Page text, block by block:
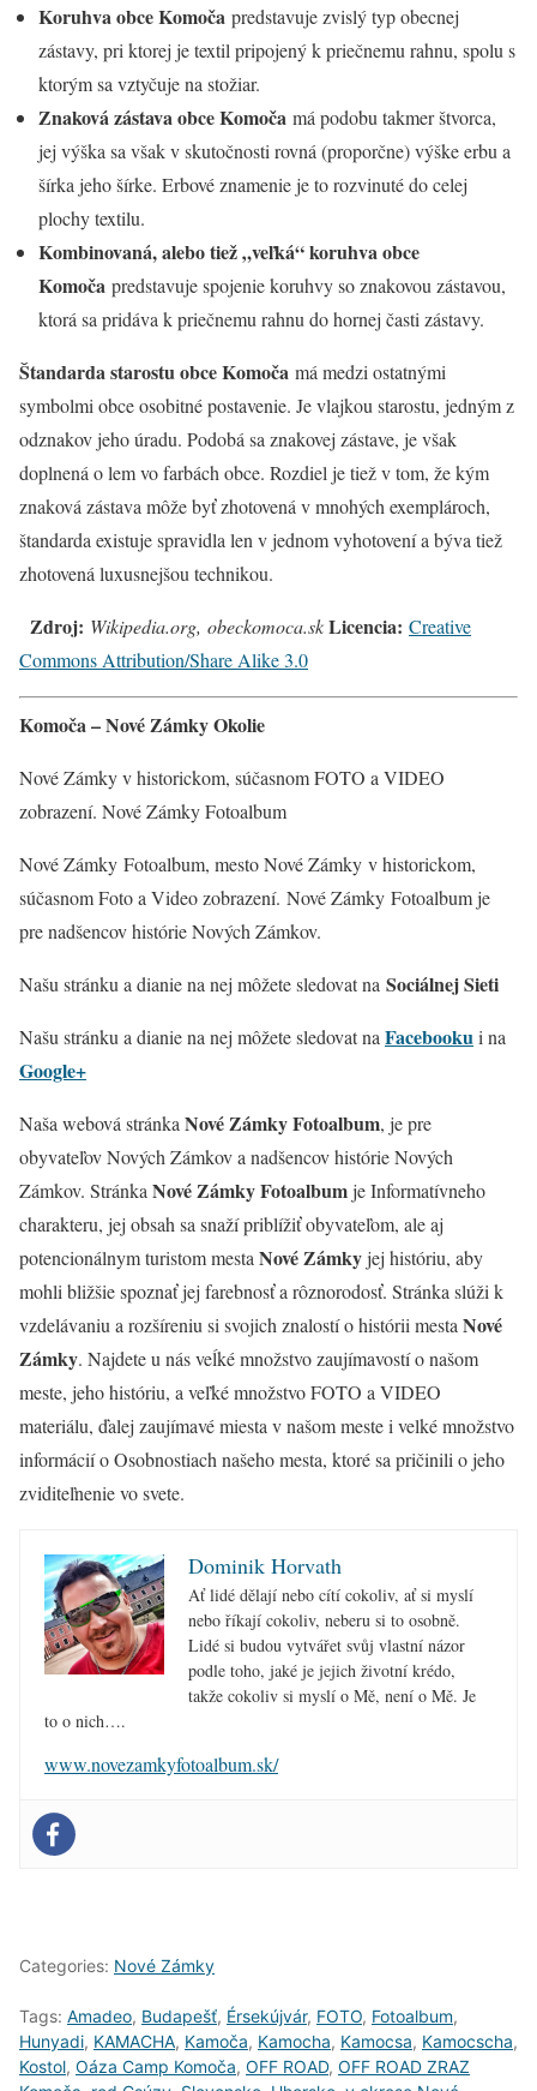
Koruhva obce Komoča predstavuje zvislý typ obecnej
zástavy, pri ktorej je textil pripojený k priečnemu rahnu, spolu s
ktorým sa vztyčuje na stožiar.
Znaková zástava obce Komoča má podobu takmer štvorca,
jej výška sa však v skutočnosti rovná (proporčne) výške erbu a
šírka jeho šírke. Erbové znamenie je to rozvinuté do celej
plochy textilu.
Kombinovaná, alebo tiež „veľká“ koruhva obce
Komoča predstavuje spojenie koruhvy so znakovou zástavou,
ktorá sa pridáva k priečnemu rahnu do hornej časti zástavy.
Štandarda starostu obce Komoča má medzi ostatnými
symbolmi obce osobitné postavenie. Je vlajkou starostu, jedným z
odznakov jeho úradu. Podobá sa znakovej zástave, je však
doplnená o lem vo farbách obce. Rozdiel je tiež v tom, že kým
znaková zástava môže byť zhotovená v mnohých exemplároch,
štandarda existuje spravidla len v jednom vyhotovení a býva tiež
zhotovená luxusnejšou technikou.
Zdroj: Wikipedia.org, obeckomoca.skLicencia: Creative
Commons Attribution/Share Alike 3.0
Komoča – Nové Zámky Okolie
Nové Zámky v historickom, súčasnom FOTO a VIDEO
zobrazení. Nové Zámky Fotoalbum
Nové Zámky Fotoalbum, mesto Nové Zámky v historickom,
súčasnom Foto a Video zobrazení. Nové Zámky Fotoalbum je
pre nadšencov histórie Nových Zámkov.
Našu stránku a dianie na nej môžete sledovat na Sociálnej Sieti
Našu stránku a dianie na nej môžete sledovat na Facebookui na
Google+
Naša webová stránka Nové Zámky Fotoalbum, je pre
obyvateľov Nových Zámkov a nadšencov histórie Nových
Zámkov. Stránka Nové Zámky Fotoalbumje Informatívneho
charakteru, jej obsah sa snaží priblížiť obyvateľom, ale aj
potencionálnym turistom mesta Nové Zámkyjej históriu, aby
mohli bližšie spoznať jej farebnosť a rôznorodosť. Stránka slúži k
vzdelávaniu a rozšíreniu si svojich znalostí o histórii mesta Nové
Zámky. Najdete u nás veĺké množstvo zaujímavostí o našom
meste, jeho históriu, a veľké množstvo FOTO a VIDEO
materiálu, ďalej zaujímavé miesta v našom meste i velké množstvo
informácií o Osobnostiach našeho mesta, ktoré sa pričinili o jeho
zviditeľnenie vo svete.
Dominik Horvath
Ať lidé dělají nebo cítí cokoliv, ať si myslí
nebo říkají cokoliv, neberu si to osobně.
Lidé si budou vytvářet svůj vlastní názor
podle toho, jaké je jejich životní krédo,
takže cokoliv si myslí o Mě, není o Mě. Je
to o nich….
www.novezamkyfotoalbum.sk/
Categories: Nové Zámky
Tags: Amadeo, Budapešť, Érsekújvár, FOTO, Fotoalbum,
Hunyadi, KAMACHA, Kamoča, Kamocha, Kamocsa, Kamocscha,
Kostol, Oáza Camp Komoča, OFF ROAD, OFF ROAD ZRAZ